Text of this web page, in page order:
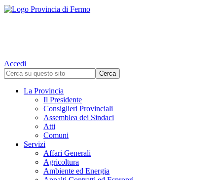
Accedi
La Provincia
Il Presidente
Consiglieri Provinciali
Assemblea dei Sindaci
Atti
Comuni
Servizi
Affari Generali
Agricoltura
Ambiente ed Energia